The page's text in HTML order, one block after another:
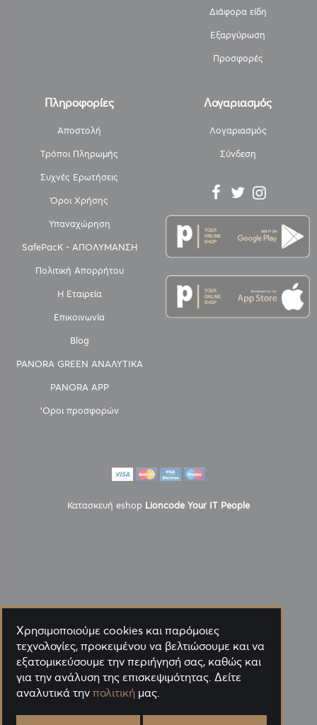
Διάφορα είδη
Εξαργύρωση
Προσφορές
Πληροφορίες
Αποστολή
Τρόποι Πληρωμής
Συχνές Ερωτήσεις
Όροι Χρήσης
Υπαναχώρηση
SafePacK - ΑΠΟΛΥΜΑΝΣΗ
Πολιτική Απορρήτου
Η Εταιρεία
Επικοινωνία
Blog
PANORA GREEN ΑΝΑΛΥΤΙΚΑ
PANORA APP
'Οροι προσφορών
Λογαριασμός
Λογαριασμός
Σύνδεση
Κατασκευή eshop Lioncode Your IT People
Χρησιμοποιούμε cookies και παρόμοιες
τεχνολογίες, προκειμένου να βελτιώσουμε και να
εξατομικεύσουμε την περιήγησή σας, καθώς και
για την ανάλυση της επισκεψιμότητας. Δείτε
αναλυτικά την πολιτική μας.